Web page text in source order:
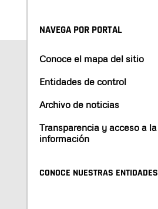
NAVEGA POR PORTAL
Conoce el mapa del sitio
Entidades de control
Archivo de noticias
Transparencia y acceso a la
información
CONOCE NUESTRAS ENTIDADES